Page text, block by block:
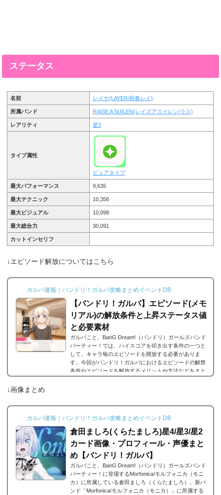
ステータス
名前 レイヤ(LAYER/和奏レイ)
所属バンド RAISE A SUILEN(レイズアスイレン/ラス)
レアリティ 星3
タイプ属性
ピュアタイプ
最大パフォーマンス 9,635
最大テクニック 10,358
最大ビジュアル 10,098
最大総合力 30,091
カットインセリフ
↓エピソード解放についてはこちら
ガルパ速報｜バンドリ！ガルパ攻略まとめイベントDB
【バンドリ！ガルパ】エピソード(メモ
リアル)の解放条件と上昇ステータス値
と必要素材
ガルパこと、BanG Dream!（バンドリ）ガールズバンド
パーティー！では、ハイスコアを叩き出す条件の一つと
して、キャラ毎のエピソードを開放する必要がありま
す。今回がバンドリ！ガルパにおけるエピソードの解禁
条件やエピソードを解放するメリットや方法などをまと
す。エピソードは各キャラクターの詳細にあり、解放す
よ...
↓画像まとめ
ガルパ速報｜バンドリ！ガルパ攻略まとめイベントDB
倉田ましろ(くらたましろ)星4/星3/星2
カード画像・プロフィール・声優まと
め【バンドリ！ガルパ】
ガルパこと、BanG Dream!（バンドリ）ガールズバンド
パーティー！に登場するMorfonica/モルフォニカ（モニ
カ）に所属している倉田ましろ（くらたましろ）。新バ
ンド「Morfonica/モルフォニカ（モニカ）」に所属する